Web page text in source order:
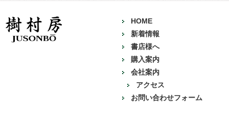
HOME
新着情報
書店様へ
購入案内
会社案内
アクセス
お問い合わせフォーム